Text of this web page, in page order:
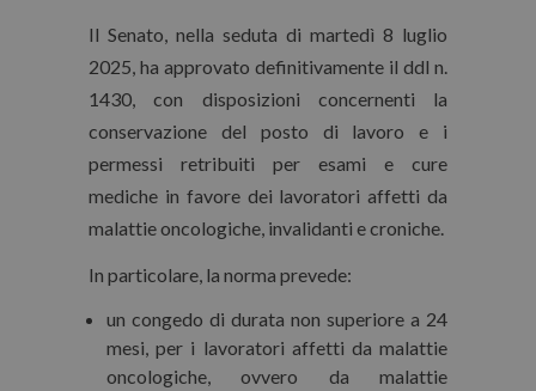
Il Senato, nella seduta di martedì 8 luglio
2025, ha approvato definitivamente il ddl n.
1430, con disposizioni concernenti la
conservazione del posto di lavoro e i
permessi retribuiti per esami e cure
mediche in favore dei lavoratori affetti da
malattie oncologiche, invalidanti e croniche.
In particolare, la norma prevede:
un congedo di durata non superiore a 24
mesi, per i lavoratori affetti da malattie
oncologiche, ovvero da malattie